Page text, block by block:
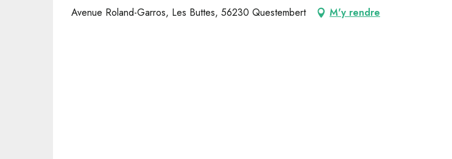
Avenue Roland-Garros, Les Buttes, 56230 Questembert M'y rendre